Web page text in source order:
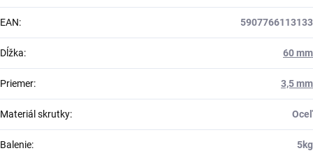
EAN: 5907766113133
Dĺžka: 60 mm
Priemer: 3,5 mm
Materiál skrutky: Oceľ
Balenie: 5kg